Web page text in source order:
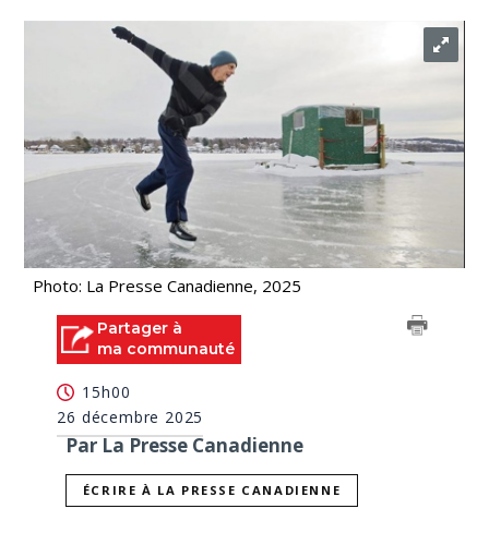
Photo: La Presse Canadienne, 2025
Partager à
ma communauté
15h00
26 décembre 2025
Par La Presse Canadienne
ÉCRIRE À LA PRESSE CANADIENNE